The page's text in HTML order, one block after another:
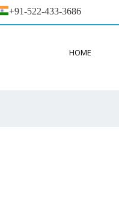
+91-522-433-3686
HOME